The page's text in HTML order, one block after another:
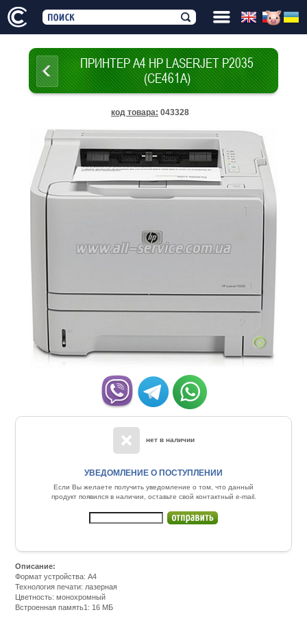
ПРИНТЕР А4 HP LASERJET P2035
(CE461A)
код товара: 043328
нет в наличии
УВЕДОМЛЕНИЕ О ПОСТУПЛЕНИИ
Если Вы желаете получить уведомление о том, что данный
продукт появился в наличии, оставьте свой контактный e-mail.
Описание:
Формат устройства: A4
Технология печати: лазерная
Цветность: монохромный
Встроенная память1: 16 МБ